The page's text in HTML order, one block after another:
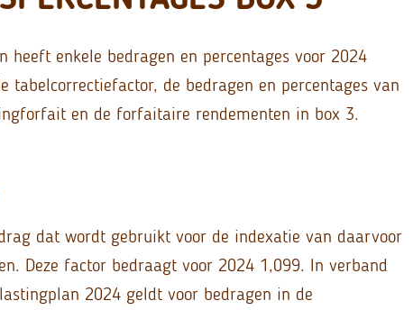
heeft enkele bedragen en percentages voor 2024
tabelcorrectiefactor, de bedragen en percentages van
en de forfaitaire rendementen in box 3.
dat wordt gebruikt voor de indexatie van daarvoor
Deze factor bedraagt voor 2024 1,099. In verband
2024 geldt voor bedragen in de